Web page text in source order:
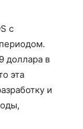
с
доллара в
эта
и